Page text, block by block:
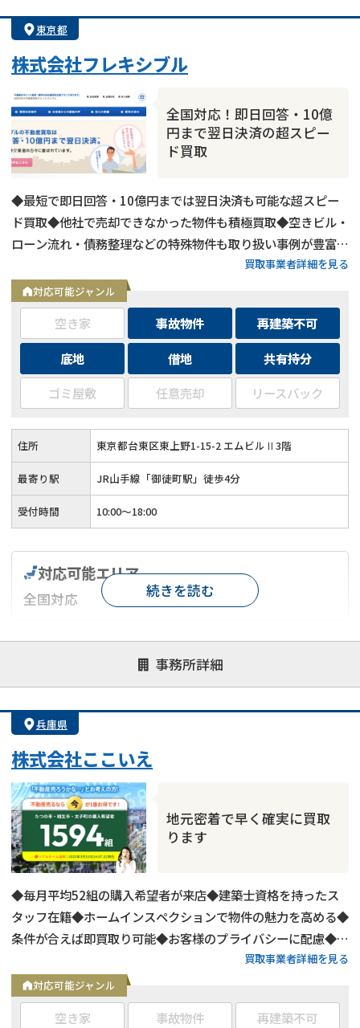
東京都
株式会社フレキシブル
全国対応！即日回答・10億
円まで翌日決済の超スピー
ド買取
◆最短で即日回答・10億円までは翌日決済も可能な超スピー
ド買取◆他社で売却できなかった物件も積極買取◆空きビル・
ローン流れ・債務整理などの特殊物件も取り扱い事例が豊富◆
買取事業者詳細を見る
対応可能ジャンル
空き家 事故物件
再建築不可
底地
借地
共有持分
ゴミ屋敷
任意売却 リースバック
住所 東京都台東区東上野1-15-2 エムビルⅡ3階
最寄り駅 JR山手線「御徒町駅」徒歩4分
受付時間 10:00〜18:00
事務所詳細
対応可能エリア
全国対応
対応が親身 オンライン面談可能
レスポンスが早い
1億円以上の買取可
続きを読む
兵庫県
株式会社ここいえ
地元密着で早く確実に買取
ります
◆毎月平均52組の購入希望者が来店◆建築士資格を持ったス
タッフ在籍◆ホームインスペクションで物件の魅力を高める◆
条件が合えば即買取り可能◆お客様のプライバシーに配慮◆売
る・貸す・借りる・建てる・直す・片付けるまで何でも相談可
能◆LINEでお問い合わせも受付中
買取事業者詳細を見る
対応可能ジャンル
空き家 事故物件
再建築不可